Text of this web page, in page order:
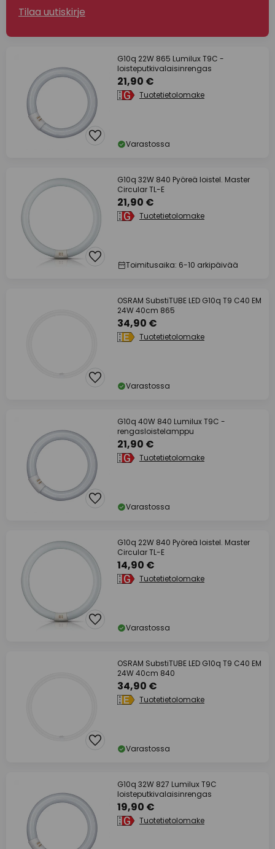
Tilaa uutiskirje
G10q 22W 865 Lumilux T9C -
loisteputkivalaisinrengas
21,90 €
Tuotetietolomake
Varastossa
G10q 32W 840 Pyöreä loistel. Master
Circular TL-E
21,90 €
Tuotetietolomake
Toimitusaika: 6-10 arkipäivää
OSRAM SubstiTUBE LED G10q T9 C40 EM
24W 40cm 865
34,90 €
Tuotetietolomake
Varastossa
G10q 40W 840 Lumilux T9C -
rengasloistelamppu
21,90 €
Tuotetietolomake
Varastossa
G10q 22W 840 Pyöreä loistel. Master
Circular TL-E
14,90 €
Tuotetietolomake
Varastossa
OSRAM SubstiTUBE LED G10q T9 C40 EM
24W 40cm 840
34,90 €
Tuotetietolomake
Varastossa
G10q 32W 827 Lumilux T9C
loisteputkivalaisinrengas
19,90 €
Tuotetietolomake